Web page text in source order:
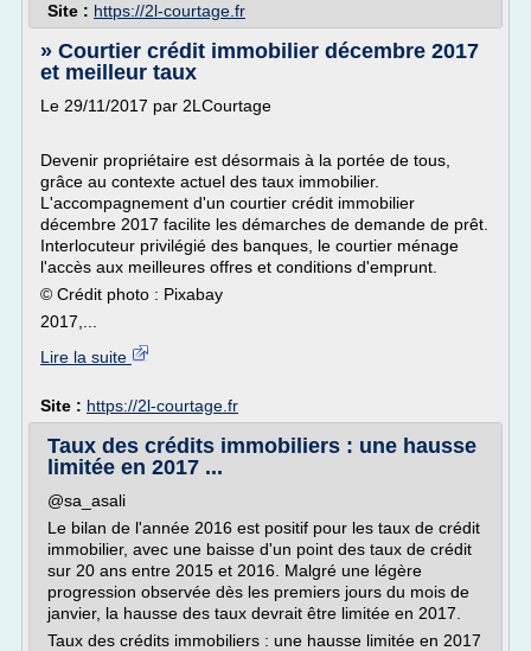
Site : https://2l-courtage.fr
» Courtier crédit immobilier décembre 2017
et meilleur taux
Le 29/11/2017 par 2LCourtage
Devenir propriétaire est désormais à la portée de tous,
grâce au contexte actuel des taux immobilier.
L'accompagnement d'un courtier crédit immobilier
décembre 2017 facilite les démarches de demande de prêt.
Interlocuteur privilégié des banques, le courtier ménage
l'accès aux meilleures offres et conditions d'emprunt.
© Crédit photo : Pixabay
2017,...
Lire la suite
Site : https://2l-courtage.fr
Taux des crédits immobiliers : une hausse
limitée en 2017 ...
@sa_asali
Le bilan de l'année 2016 est positif pour les taux de crédit
immobilier, avec une baisse d'un point des taux de crédit
sur 20 ans entre 2015 et 2016. Malgré une légère
progression observée dès les premiers jours du mois de
janvier, la hausse des taux devrait être limitée en 2017.
Taux des crédits immobiliers : une hausse limitée en 2017